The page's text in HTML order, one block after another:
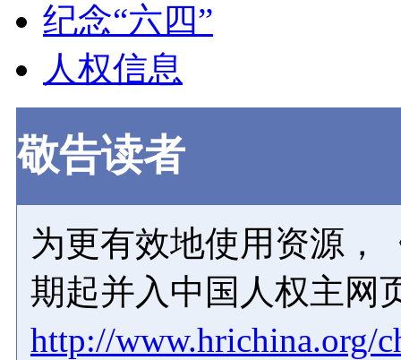
纪念“六四”
人权信息
敬告读者
为更有效地使用资源，
期起并入中国人权主网
http://www.hrichina.org/